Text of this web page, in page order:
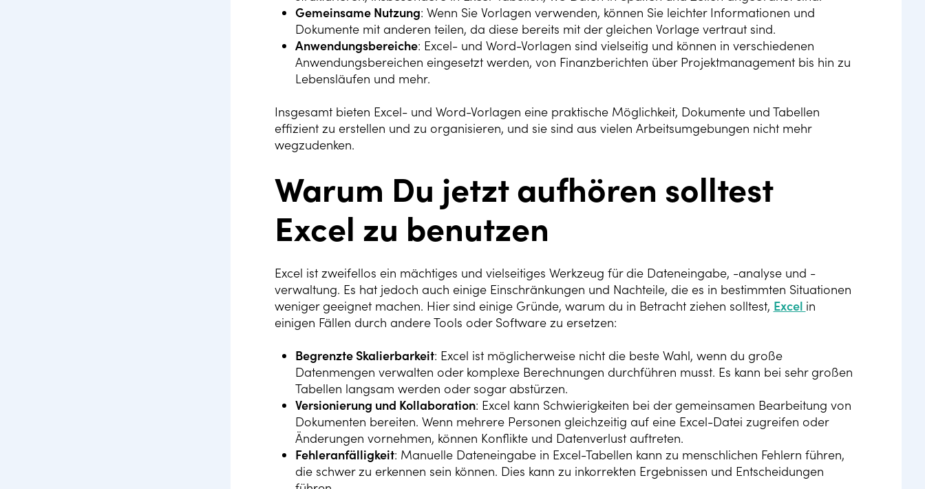
Gemeinsame Nutzung: Wenn Sie Vorlagen verwenden, können Sie leichter Informationen und
Dokumente mit anderen teilen, da diese bereits mit der gleichen Vorlage vertraut sind.
Anwendungsbereiche: Excel- und Word-Vorlagen sind vielseitig und können in verschiedenen
Anwendungsbereichen eingesetzt werden, von Finanzberichten über Projektmanagement bis hin zu
Lebensläufen und mehr.
Insgesamt bieten Excel- und Word-Vorlagen eine praktische Möglichkeit, Dokumente und Tabellen
effizient zu erstellen und zu organisieren, und sie sind aus vielen Arbeitsumgebungen nicht mehr
wegzudenken.
Warum Du jetzt aufhören solltest
Excel zu benutzen
Excel ist zweifellos ein mächtiges und vielseitiges Werkzeug für die Dateneingabe, -analyse und -
verwaltung. Es hat jedoch auch einige Einschränkungen und Nachteile, die es in bestimmten Situationen
weniger geeignet machen. Hier sind einige Gründe, warum du in Betracht ziehen solltest, Excel in
einigen Fällen durch andere Tools oder Software zu ersetzen:
Begrenzte Skalierbarkeit: Excel ist möglicherweise nicht die beste Wahl, wenn du große
Datenmengen verwalten oder komplexe Berechnungen durchführen musst. Es kann bei sehr großen
Tabellen langsam werden oder sogar abstürzen.
Versionierung und Kollaboration: Excel kann Schwierigkeiten bei der gemeinsamen Bearbeitung von
Dokumenten bereiten. Wenn mehrere Personen gleichzeitig auf eine Excel-Datei zugreifen oder
Änderungen vornehmen, können Konflikte und Datenverlust auftreten.
Fehleranfälligkeit: Manuelle Dateneingabe in Excel-Tabellen kann zu menschlichen Fehlern führen,
die schwer zu erkennen sein können. Dies kann zu inkorrekten Ergebnissen und Entscheidungen